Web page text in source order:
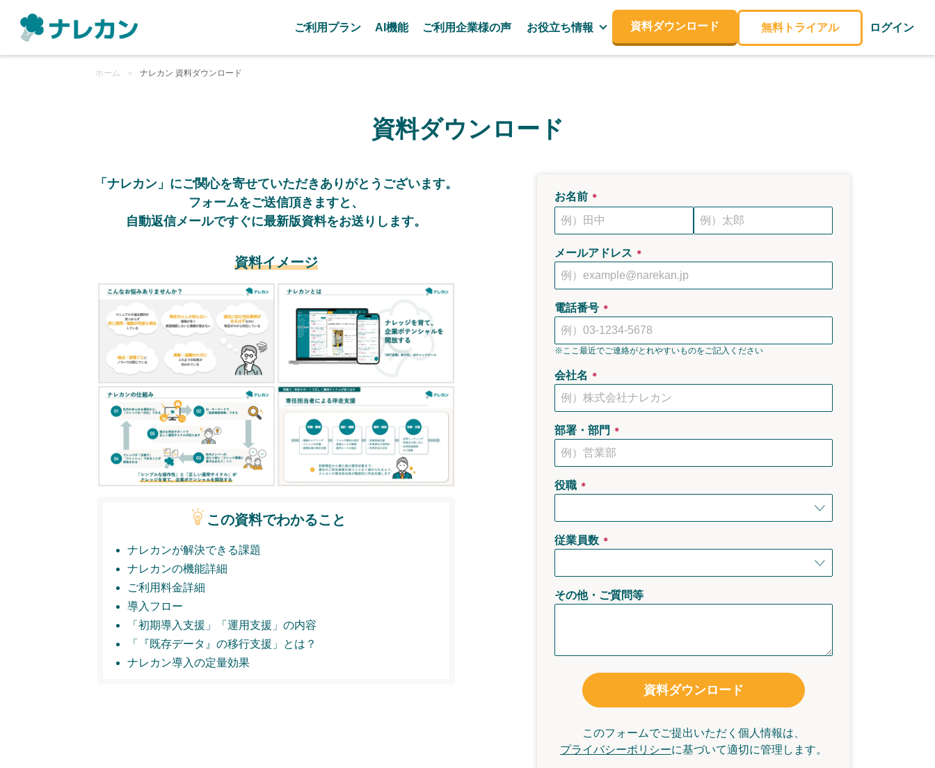
ご利用プラン AI機能 ご利用企業様の声 お役立ち情報 資料ダウンロード 無料トライアル ログイン
ホーム ＞ ナレカン 資料ダウンロード
資料ダウンロード
「ナレカン」にご関心を寄せていただき ありがとうございます。
フォームをご送信頂きますと、
自動返信メールですぐに最新版資料をお送りします。
資料イメージ
この資料でわかること
ナレカンが解決できる課題
ナレカンの機能詳細
ご利用料金詳細
導入フロー
「初期導入支援」
「運用支援」の内容
「『既存データ』の移行支援」とは？
ナレカン導入の定量効果
お名前 ＊
メールアドレス ＊
電話番号 ＊
※ここ最近でご連絡がとれやすいものをご記入ください
会社名 ＊
部署・部門 ＊
役職 ＊
従業員数 ＊
その他・ご質問等
資料ダウンロード
このフォームでご提出いただく個人情報は、
プライバシーポリシーに基づいて適切に管理します。